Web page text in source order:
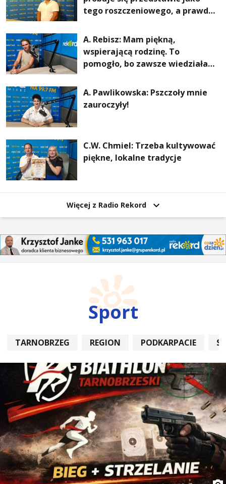
powietrze
tego roszczeniowego, a prawda
A. Rebisz: Mam piękną,
wspierającą rodzinę. To
pomogło, bo zawsze wiedziałam,
najważniejsza
A. Pawlikowska: Pszczoły mnie
zauroczyły!
C.W. Chmiel: Trzeba kultywować
piękne, lokalne tradycje
Więcej z Radio Rekord
Sport
TARNOBRZEG REGION PODKARPACIE